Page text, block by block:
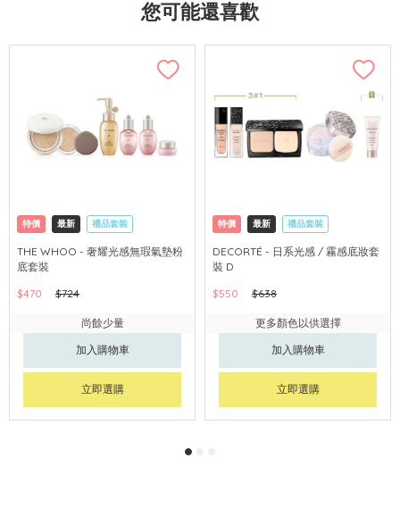
您可能還喜歡
特價 最新 禮品套裝
網購店取 可中國內地配送
THE WHOO - 奢耀光感無瑕氣墊粉
底套裝
$470
$724
尚餘少量
加入購物車
立即選購
特價 最新 禮品套裝
網購店取 可中國內地配送
DECORTÉ - 日系光感 / 霧感底妝套
裝 D
$550
$638
更多顏色以供選擇
加入購物車
立即選購